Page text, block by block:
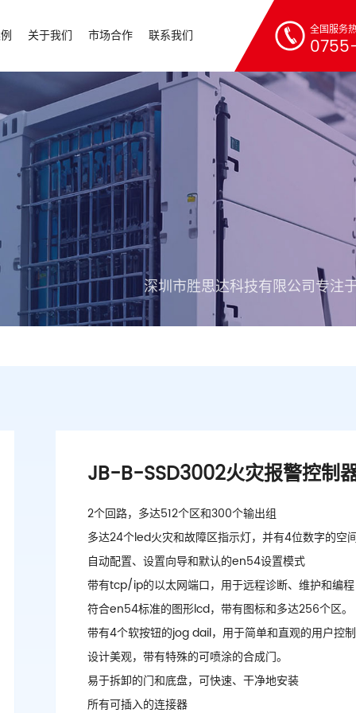
关于我们 市场合作 联系我们 全国服务
深圳市胜思达科技有限公司专注
JB-B-SSD3002火灾报警控制
2个回路，多达512个区和300个输出组
多达24个led火灾和故障区指示灯，并有4位数字的空
自动配置、设置向导和默认的en54设置模式
带有tcp/ip的以太网端口，用于远程诊断、维护和编程
符合en54标准的图形lcd，带有图标和多达256个区。
带有4个软按钮的jog dail，用于简单和直观的用户控制
设计美观，带有特殊的可喷涂的合成门。
易于拆卸的门和底盘，可快速、干净地安装
所有可插入的连接器